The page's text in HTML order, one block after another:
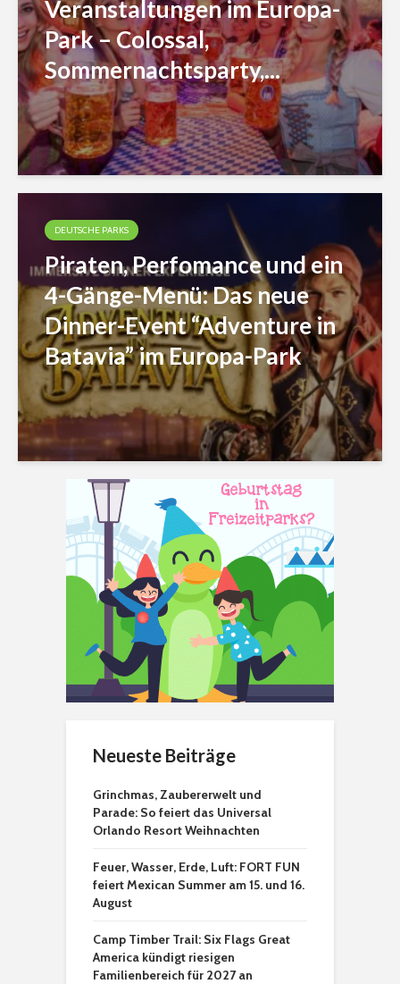
Veranstaltungen im Europa-
Park – Colossal,
Sommernachtsparty,...
DEUTSCHE PARKS
Piraten, Perfomance und ein
4-Gänge-Menü: Das neue
Dinner-Event “Adventure in
Batavia” im Europa-Park
Neueste Beiträge
Grinchmas, Zaubererwelt und
Parade: So feiert das Universal
Orlando Resort Weihnachten
Feuer, Wasser, Erde, Luft: FORT FUN
feiert Mexican Summer am 15. und 16.
August
Camp Timber Trail: Six Flags Great
America kündigt riesigen
Familienbereich für 2027 an